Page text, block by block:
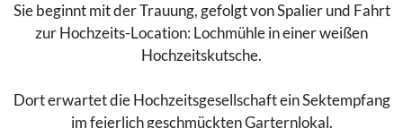
Sie beginnt mit der Trauung, gefolgt von Spalier und Fahrt
zur Hochzeits-Location: Lochmühle in einer weißen
Hochzeitskutsche.
Dort erwartet die Hochzeitsgesellschaft ein Sektempfang
im feierlich geschmückten Garternlokal.